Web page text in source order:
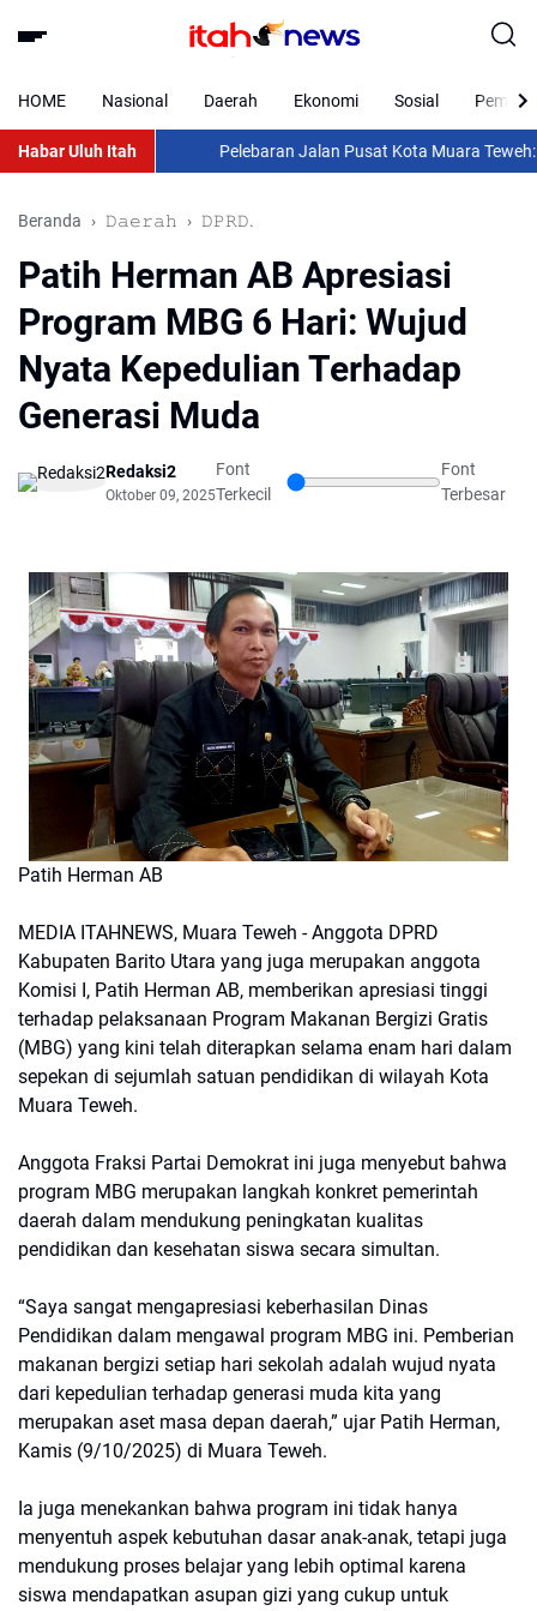
HOME Nasional Daerah Ekonomi Sosial
Habar Uluh Itah Pelebaran Jalan Pusat Kota Muara Teweh:
Beranda 𝙳𝚊𝚎𝚛𝚊𝚑 𝙳𝙿𝚁𝙳.
Patih Herman AB Apresiasi
Program MBG 6 Hari: Wujud
Nyata Kepedulian Terhadap
Generasi Muda
Redaksi2
Oktober 09, 2025
Font
Terkecil
Font
Terbesar
Patih Herman AB
MEDIA ITAHNEWS, Muara Teweh - Anggota DPRD
Kabupaten Barito Utara yang juga merupakan anggota
Komisi I, Patih Herman AB, memberikan apresiasi tinggi
terhadap pelaksanaan Program Makanan Bergizi Gratis
(MBG) yang kini telah diterapkan selama enam hari dalam
sepekan di sejumlah satuan pendidikan di wilayah Kota
Muara Teweh.
Anggota Fraksi Partai Demokrat ini juga menyebut bahwa
program MBG merupakan langkah konkret pemerintah
daerah dalam mendukung peningkatan kualitas
pendidikan dan kesehatan siswa secara simultan.
“Saya sangat mengapresiasi keberhasilan Dinas
Pendidikan dalam mengawal program MBG ini. Pemberian
makanan bergizi setiap hari sekolah adalah wujud nyata
dari kepedulian terhadap generasi muda kita yang
merupakan aset masa depan daerah,” ujar Patih Herman,
Kamis (9/10/2025) di Muara Teweh.
Ia juga menekankan bahwa program ini tidak hanya
menyentuh aspek kebutuhan dasar anak-anak, tetapi juga
mendukung proses belajar yang lebih optimal karena
siswa mendapatkan asupan gizi yang cukup untuk